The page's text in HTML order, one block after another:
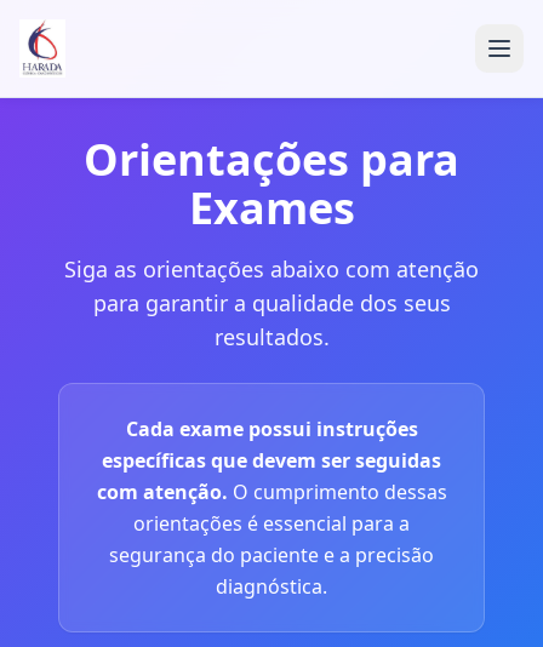
Orientações para
Exames
Siga as orientações abaixo com atenção
para garantir a qualidade dos seus
resultados.
Cada exame possui instruções
específicas que devem ser seguidas
com atenção. O cumprimento dessas
orientações é essencial para a
segurança do paciente e a precisão
diagnóstica.